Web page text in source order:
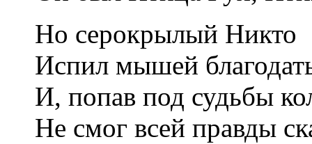
Но серокрылый Никто
Испил мышей
И, попав под судьбы
Не смог всей правды